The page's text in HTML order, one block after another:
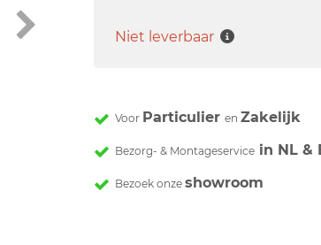
Niet leverbaar
Voor ParticulierenZakelijk
Bezorg- & Montageservice in NL &
Bezoek onzeshowroom